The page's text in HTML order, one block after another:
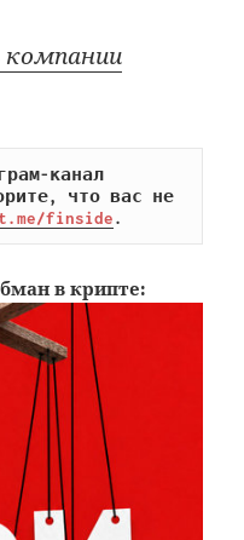
канал
что вас не
finside.
в крипте: